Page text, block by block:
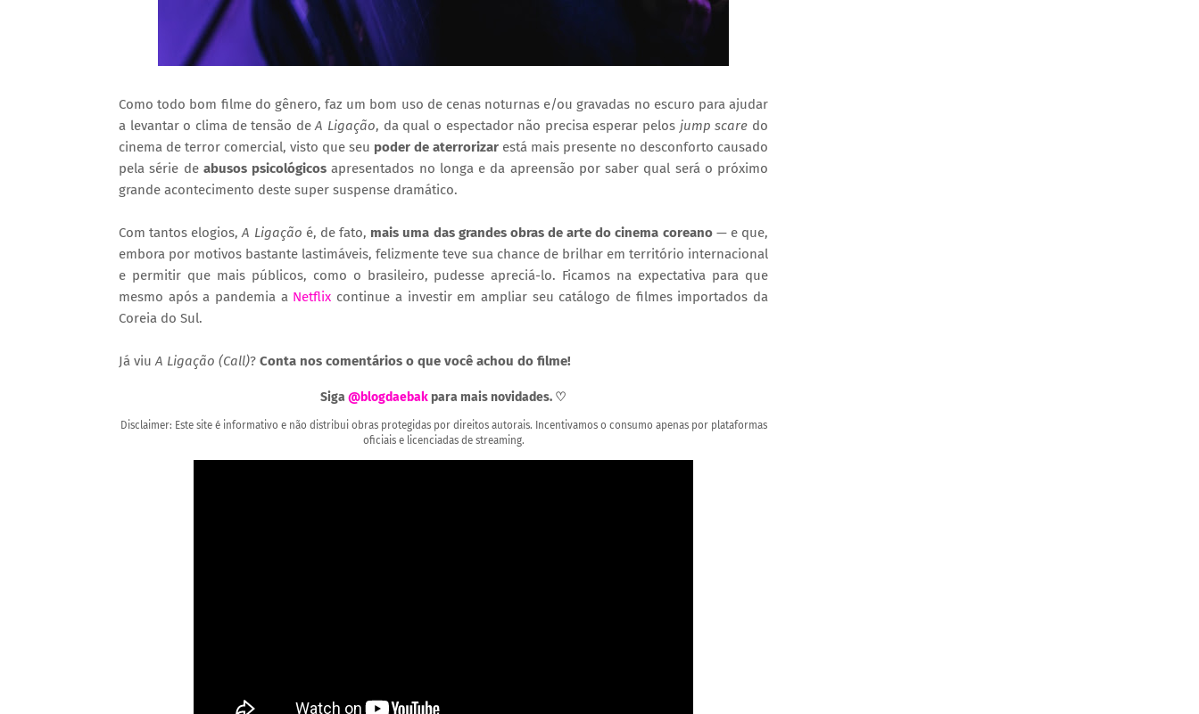
Como todo bom filme do gênero, faz um bom uso de cenas noturnas e/ou gravadas no escuro para ajudar
a levantar o clima de tensão deA Ligação, da qual o espectador não precisa esperar pelos jump scare do
cinema de terror comercial, visto que seu poder de aterrorizar está mais presente no desconforto causado
pela série de abusos psicológicos apresentados no longa e da apreensão por saber qual será o próximo
grande acontecimento deste super suspense dramático.
Com tantos elogios,A Ligação é, de fato, mais uma das grandes obras de arte do cinema coreano— e que,
embora por motivos bastante lastimáveis, felizmente teve sua chance de brilhar em território internacional
e permitir que mais públicos, como o brasileiro, pudesse apreciá-lo. Ficamos na expectativa para que
mesmo após a pandemia a Netflix continue a investir em ampliar seu catálogo de filmes importados da
Coreia do Sul.
Já viu A Ligação (Call)? Conta nos comentários o que você achou do filme!
Siga @blogdaebak para mais novidades. ♡
Disclaimer: Este site é informativo e não distribui obras protegidas por direitos autorais. Incentivamos o consumo apenas por plataformas
oficiais e licenciadas de streaming.